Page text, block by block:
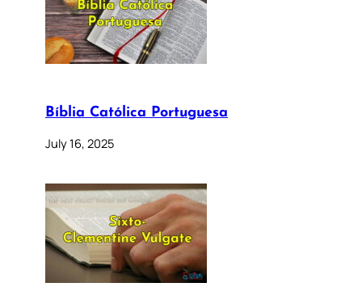
Bíblia Católica Portuguesa
July 16, 2025